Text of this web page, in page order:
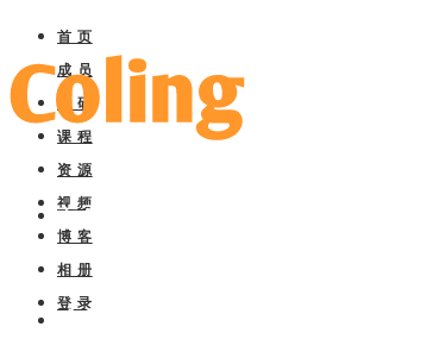
首 页
首 页
成 员
科 研
课 程
资 源
视 频
博 客
相 册
登 录